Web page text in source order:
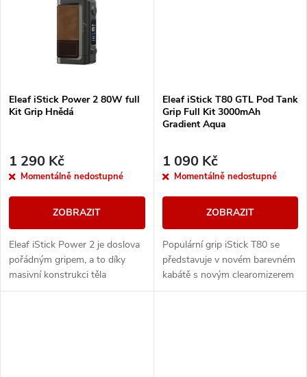
Eleaf iStick Power 2 80W full
Kit Grip Hnědá
1 290 Kč
Momentálně nedostupné
ZOBRAZIT
Eleaf iStick Power 2 je doslova
pořádným gripem, a to díky
masivní konstrukci těla
potažené kůží a vestavěnou
Eleaf iStick T80 GTL Pod Tank
Grip Full Kit 3000mAh
Gradient Aqua
1 090 Kč
Momentálně nedostupné
ZOBRAZIT
Populární grip iStick T80 se
představuje v novém barevném
kabátě s novým clearomizerem
GTL Pod. Celokovové tělo